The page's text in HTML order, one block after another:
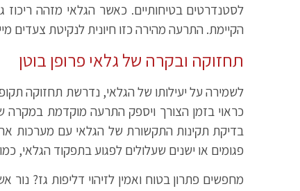
לסטנדרטים בטיחותיים. כאשר הגלאי מזהה
הקיימת. התרעה מהירה כזו חיונית לנקיטת צעדים
תחזוקה ובקרה של גלאי פרופן בוטן
לשמירה על יעילותו של הגלאי, נדרשת תחזוקה
כראוי בזמן הצורך ויספק התרעה מוקדמת במקרה
בדיקת תקינות התקשורת של הגלאי עם מערכות
פגומים או ישנים שעלולים לפגוע בתפקוד הגלאי,
מחפשים פתרון בטוח ואמין לזיהוי דליפות גז?